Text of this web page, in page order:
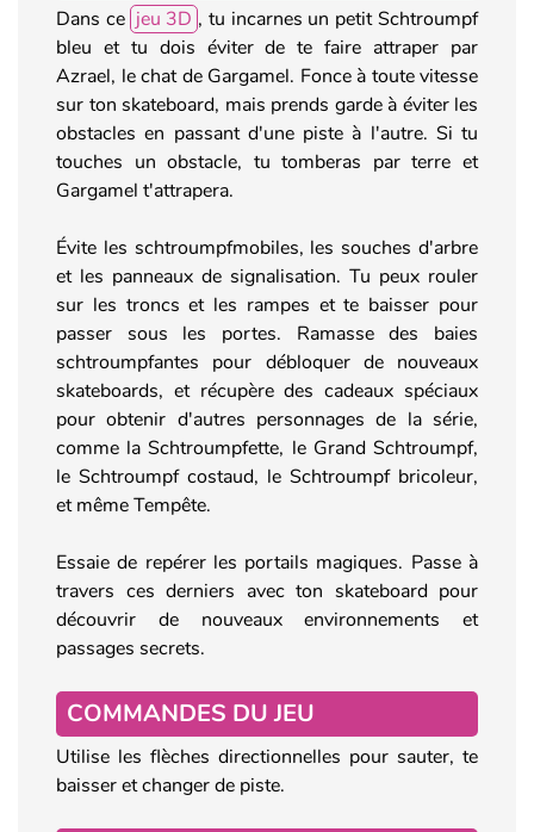
Dans ce jeu 3D , tu incarnes un petit Schtroumpf
bleu et tu dois éviter de te faire attraper par
Azrael, le chat de Gargamel. Fonce à toute vitesse
sur ton skateboard, mais prends garde à éviter les
obstacles en passant d'une piste à l'autre. Si tu
touches un obstacle, tu tomberas par terre et
Gargamel t'attrapera.
Évite les schtroumpfmobiles, les souches d'arbre
et les panneaux de signalisation. Tu peux rouler
sur les troncs et les rampes et te baisser pour
passer sous les portes. Ramasse des baies
schtroumpfantes pour débloquer de nouveaux
skateboards, et récupère des cadeaux spéciaux
pour obtenir d'autres personnages de la série,
comme la Schtroumpfette, le Grand Schtroumpf,
le Schtroumpf costaud, le Schtroumpf bricoleur,
et même Tempête.
Essaie de repérer les portails magiques. Passe à
travers ces derniers avec ton skateboard pour
découvrir de nouveaux environnements et
passages secrets.
COMMANDES DU JEU
Utilise les flèches directionnelles pour sauter, te
baisser et changer de piste.